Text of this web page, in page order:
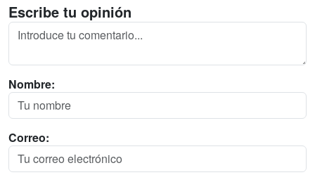
Escribe tu opinión
Nombre:
Correo: